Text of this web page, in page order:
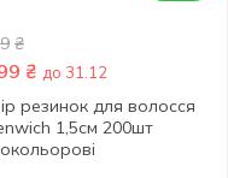
₴
₴ до 31.12
резинок для волосся
1,5см 200шт